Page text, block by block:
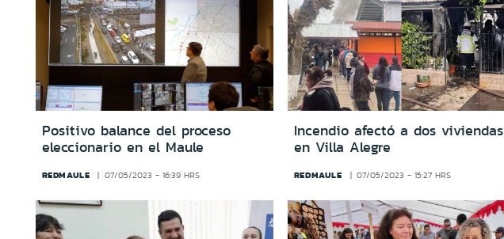
Positivo balance del proceso
eleccionario en el Maule
REDMAULE 07/05/2023 - 16:39 HRS
Incendio afectó a dos viviendas
en Villa Alegre
REDMAULE 07/05/2023 - 15:27 HRS